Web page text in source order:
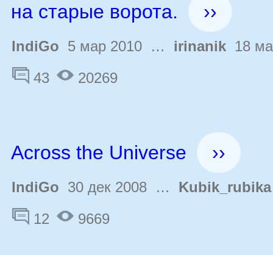
на старые ворота.
››
IndiGo 5 мар 2010 … irinanik 18
43
20269
Across the Universe ››
IndiGo 30 дек 2008 … Kubik_rubika
12
9669